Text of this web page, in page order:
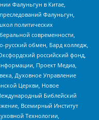
Фалуньгун в Китае,
Фалуньгун,
политических
современности,
русский обмен, Бард колледж,
российский фонд,
Проект Медиа,
Духовное Управление
Церкви, Новое
Библейский
Всемирный Институт
Технологии,